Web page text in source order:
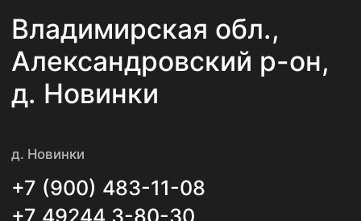
© 2025. Все права защищены.
ООО «АлексПлитка»
ИНН 3311022193
ОГРН 1143339000353